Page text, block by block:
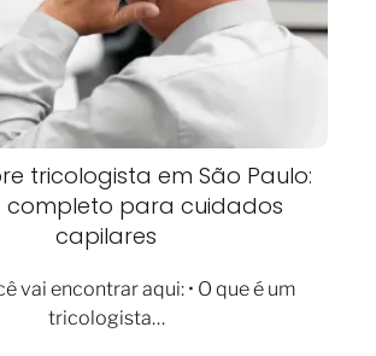
tricologista em São Paulo:
completo para cuidados
capilares
vai encontrar aqui: • O que é um
tricologista…